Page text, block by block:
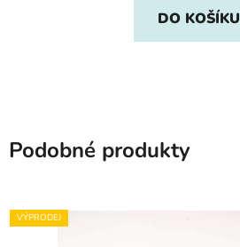
DO KOŠÍKU
Podobné produkty
VÝPRODEJ